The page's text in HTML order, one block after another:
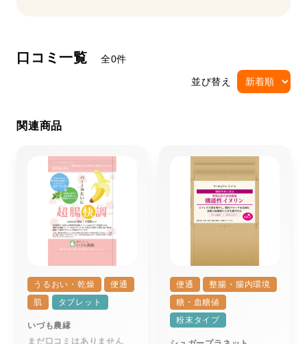
口コミ一覧 全0件
並び替え
関連商品
うるおい・乾燥
便通
肌
タブレット
いづも農縁
まだ口コミはありません
便通
整腸・腸内環境
糖・血糖値
粉末タイプ